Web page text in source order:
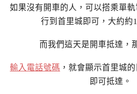
如果沒有開車的人，可以搭乘單
行到首里城即可，大約約
而我們這天是開車抵達，
輸入電話號碼 ，就會顯示首里城
即可抵達。